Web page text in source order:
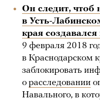
Он следит,
в Усть-
края
9 февраля 2018
в Краснодарском
заблокировать
о расследовании
Навального, в